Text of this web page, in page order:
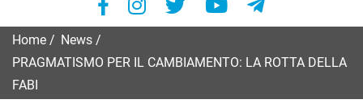
Home News
PRAGMATISMO PER IL CAMBIAMENTO: LA ROTTA DELLA
FABI